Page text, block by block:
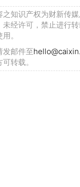
知识产权为财新传
经许可，禁止进行
。
发邮件至
转载。